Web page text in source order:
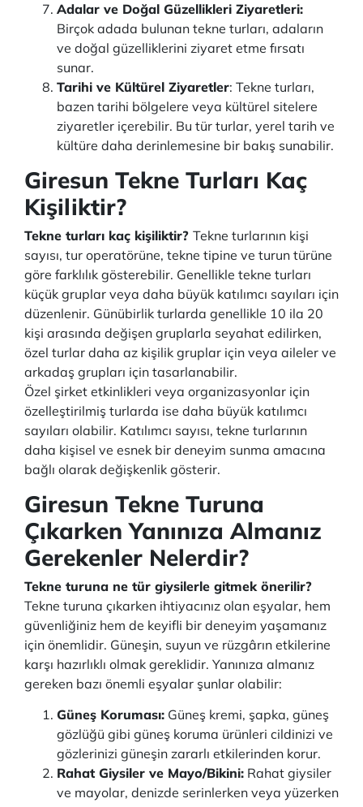
Adalar ve Doğal Güzellikleri Ziyaretleri:
Birçok adada bulunan tekne turları, adaların
ve doğal güzelliklerini ziyaret etme fırsatı
sunar.
Tarihi ve Kültürel Ziyaretler: Tekne turları,
bazen tarihi bölgelere veya kültürel sitelere
ziyaretler içerebilir. Bu tür turlar, yerel tarih ve
kültüre daha derinlemesine bir bakış sunabilir.
Giresun Tekne Turları Kaç
Kişiliktir?
Tekne turları kaç kişiliktir? Tekne turlarının kişi
sayısı, tur operatörüne, tekne tipine ve turun türüne
göre farklılık gösterebilir. Genellikle tekne turları
küçük gruplar veya daha büyük katılımcı sayıları için
düzenlenir. Günübirlik turlarda genellikle 10 ila 20
kişi arasında değişen gruplarla seyahat edilirken,
özel turlar daha az kişilik gruplar için veya aileler ve
arkadaş grupları için tasarlanabilir.
Özel şirket etkinlikleri veya organizasyonlar için
özelleştirilmiş turlarda ise daha büyük katılımcı
sayıları olabilir. Katılımcı sayısı, tekne turlarının
daha kişisel ve esnek bir deneyim sunma amacına
bağlı olarak değişkenlik gösterir.
Giresun Tekne Turuna
Çıkarken Yanınıza Almanız
Gerekenler Nelerdir?
Tekne turuna ne tür giysilerle gitmek önerilir?
Tekne turuna çıkarken ihtiyacınız olan eşyalar, hem
güvenliğiniz hem de keyifli bir deneyim yaşamanız
için önemlidir. Güneşin, suyun ve rüzgârın etkilerine
karşı hazırlıklı olmak gereklidir. Yanınıza almanız
gereken bazı önemli eşyalar şunlar olabilir:
Güneş Koruması: Güneş kremi, şapka, güneş
gözlüğü gibi güneş koruma ürünleri cildinizi ve
gözlerinizi güneşin zararlı etkilerinden korur.
Rahat Giysiler ve Mayo/Bikini: Rahat giysiler
ve mayolar, denizde serinlerken veya yüzerken